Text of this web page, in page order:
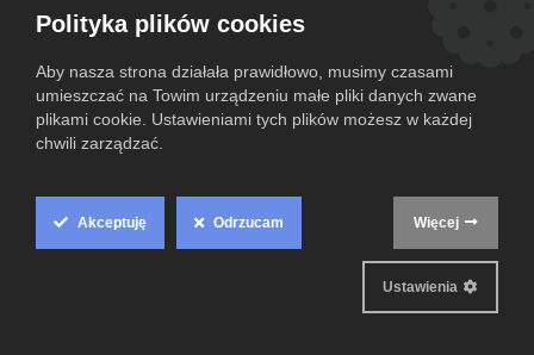
Laptop HP ProBook 640 G5 i5-8365U
(0 przegląd)
HP ProBook 640 G5 to solidny i funkcjonalny laptop stworzony z
myślą o pracy biurowej i mobilnej. Wyposażony w wydajny procesor
Cookie
Polityka plików cookies
Aby nasza strona działała prawidłowo, musimy czasami
umieszczać na Towim urządzeniu małe pliki danych zwane
plikami cookie. Ustawieniami tych plików możesz w każdej
chwili zarządzać.
Akceptuję Odrzucam Więcej
Ustawienia